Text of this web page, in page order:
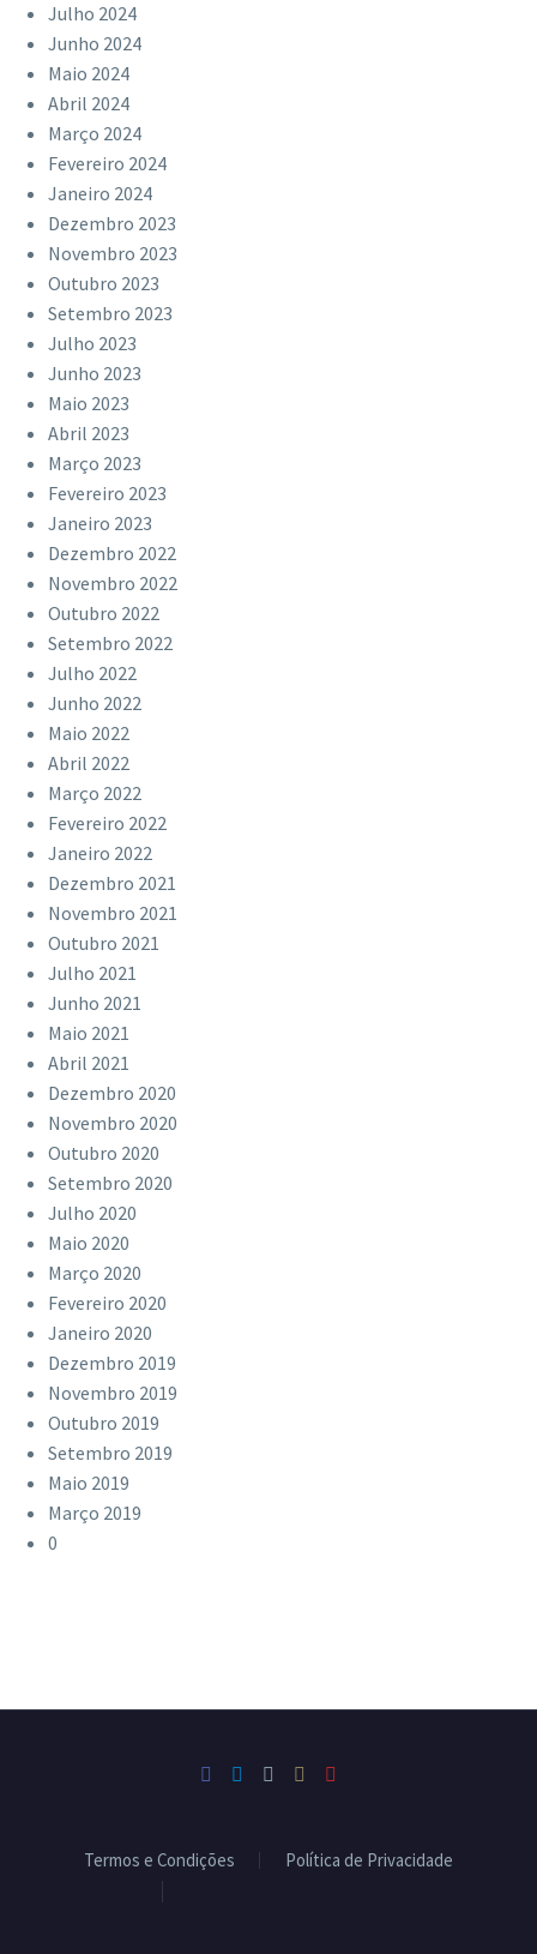
Julho 2024
Junho 2024
Maio 2024
Abril 2024
Março 2024
Fevereiro 2024
Janeiro 2024
Dezembro 2023
Novembro 2023
Outubro 2023
Setembro 2023
Julho 2023
Junho 2023
Maio 2023
Abril 2023
Março 2023
Fevereiro 2023
Janeiro 2023
Dezembro 2022
Novembro 2022
Outubro 2022
Setembro 2022
Julho 2022
Junho 2022
Maio 2022
Abril 2022
Março 2022
Fevereiro 2022
Janeiro 2022
Dezembro 2021
Novembro 2021
Outubro 2021
Julho 2021
Junho 2021
Maio 2021
Abril 2021
Dezembro 2020
Novembro 2020
Outubro 2020
Setembro 2020
Julho 2020
Maio 2020
Março 2020
Fevereiro 2020
Janeiro 2020
Dezembro 2019
Novembro 2019
Outubro 2019
Setembro 2019
Maio 2019
Março 2019
0
Termos e Condições
Política de Privacidade